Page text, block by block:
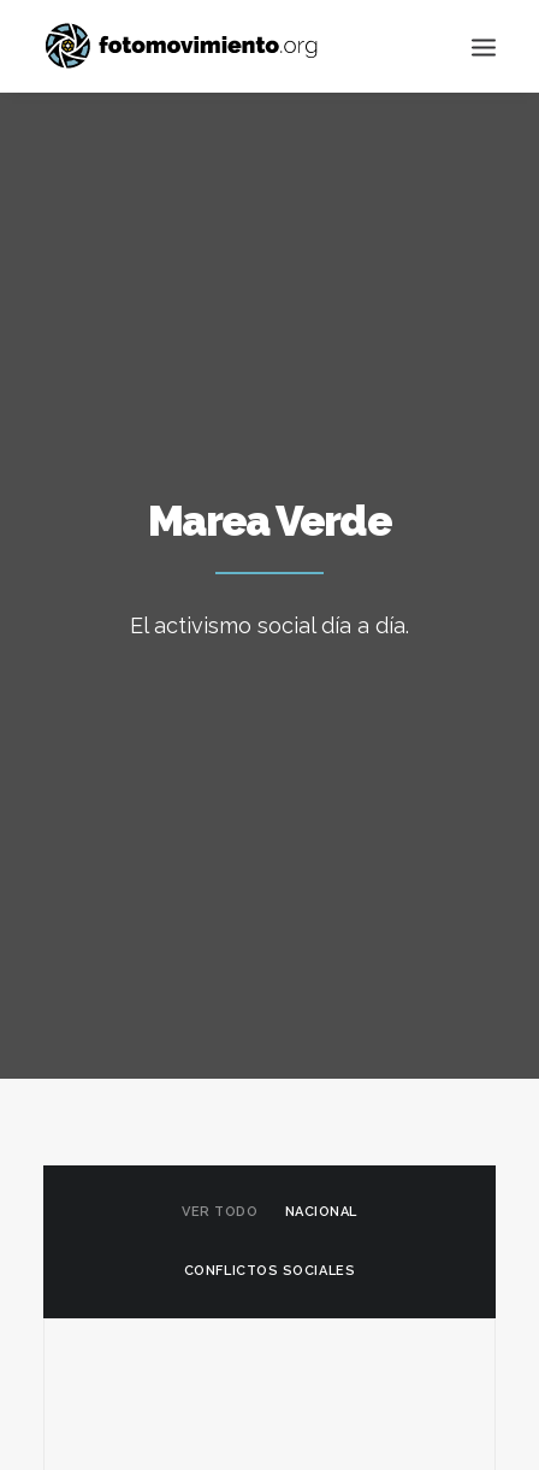
Marea Verde
El activismo social día a día.
VER TODO NACIONAL
CONFLICTOS SOCIALES